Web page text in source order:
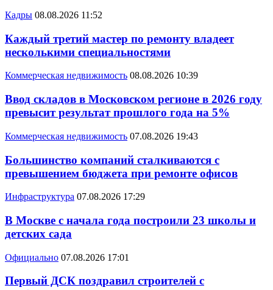
Кадры 08.08.2026 11:52
Каждый третий мастер по ремонту владеет
несколькими специальностями
Коммерческая недвижимость 08.08.2026 10:39
Ввод складов в Московском регионе в 2026 году
превысит результат прошлого года на 5%
Коммерческая недвижимость 07.08.2026 19:43
Большинство компаний сталкиваются с
превышением бюджета при ремонте офисов
Инфраструктура 07.08.2026 17:29
В Москве с начала года построили 23 школы и
детских сада
Официально 07.08.2026 17:01
Первый ДСК поздравил строителей с